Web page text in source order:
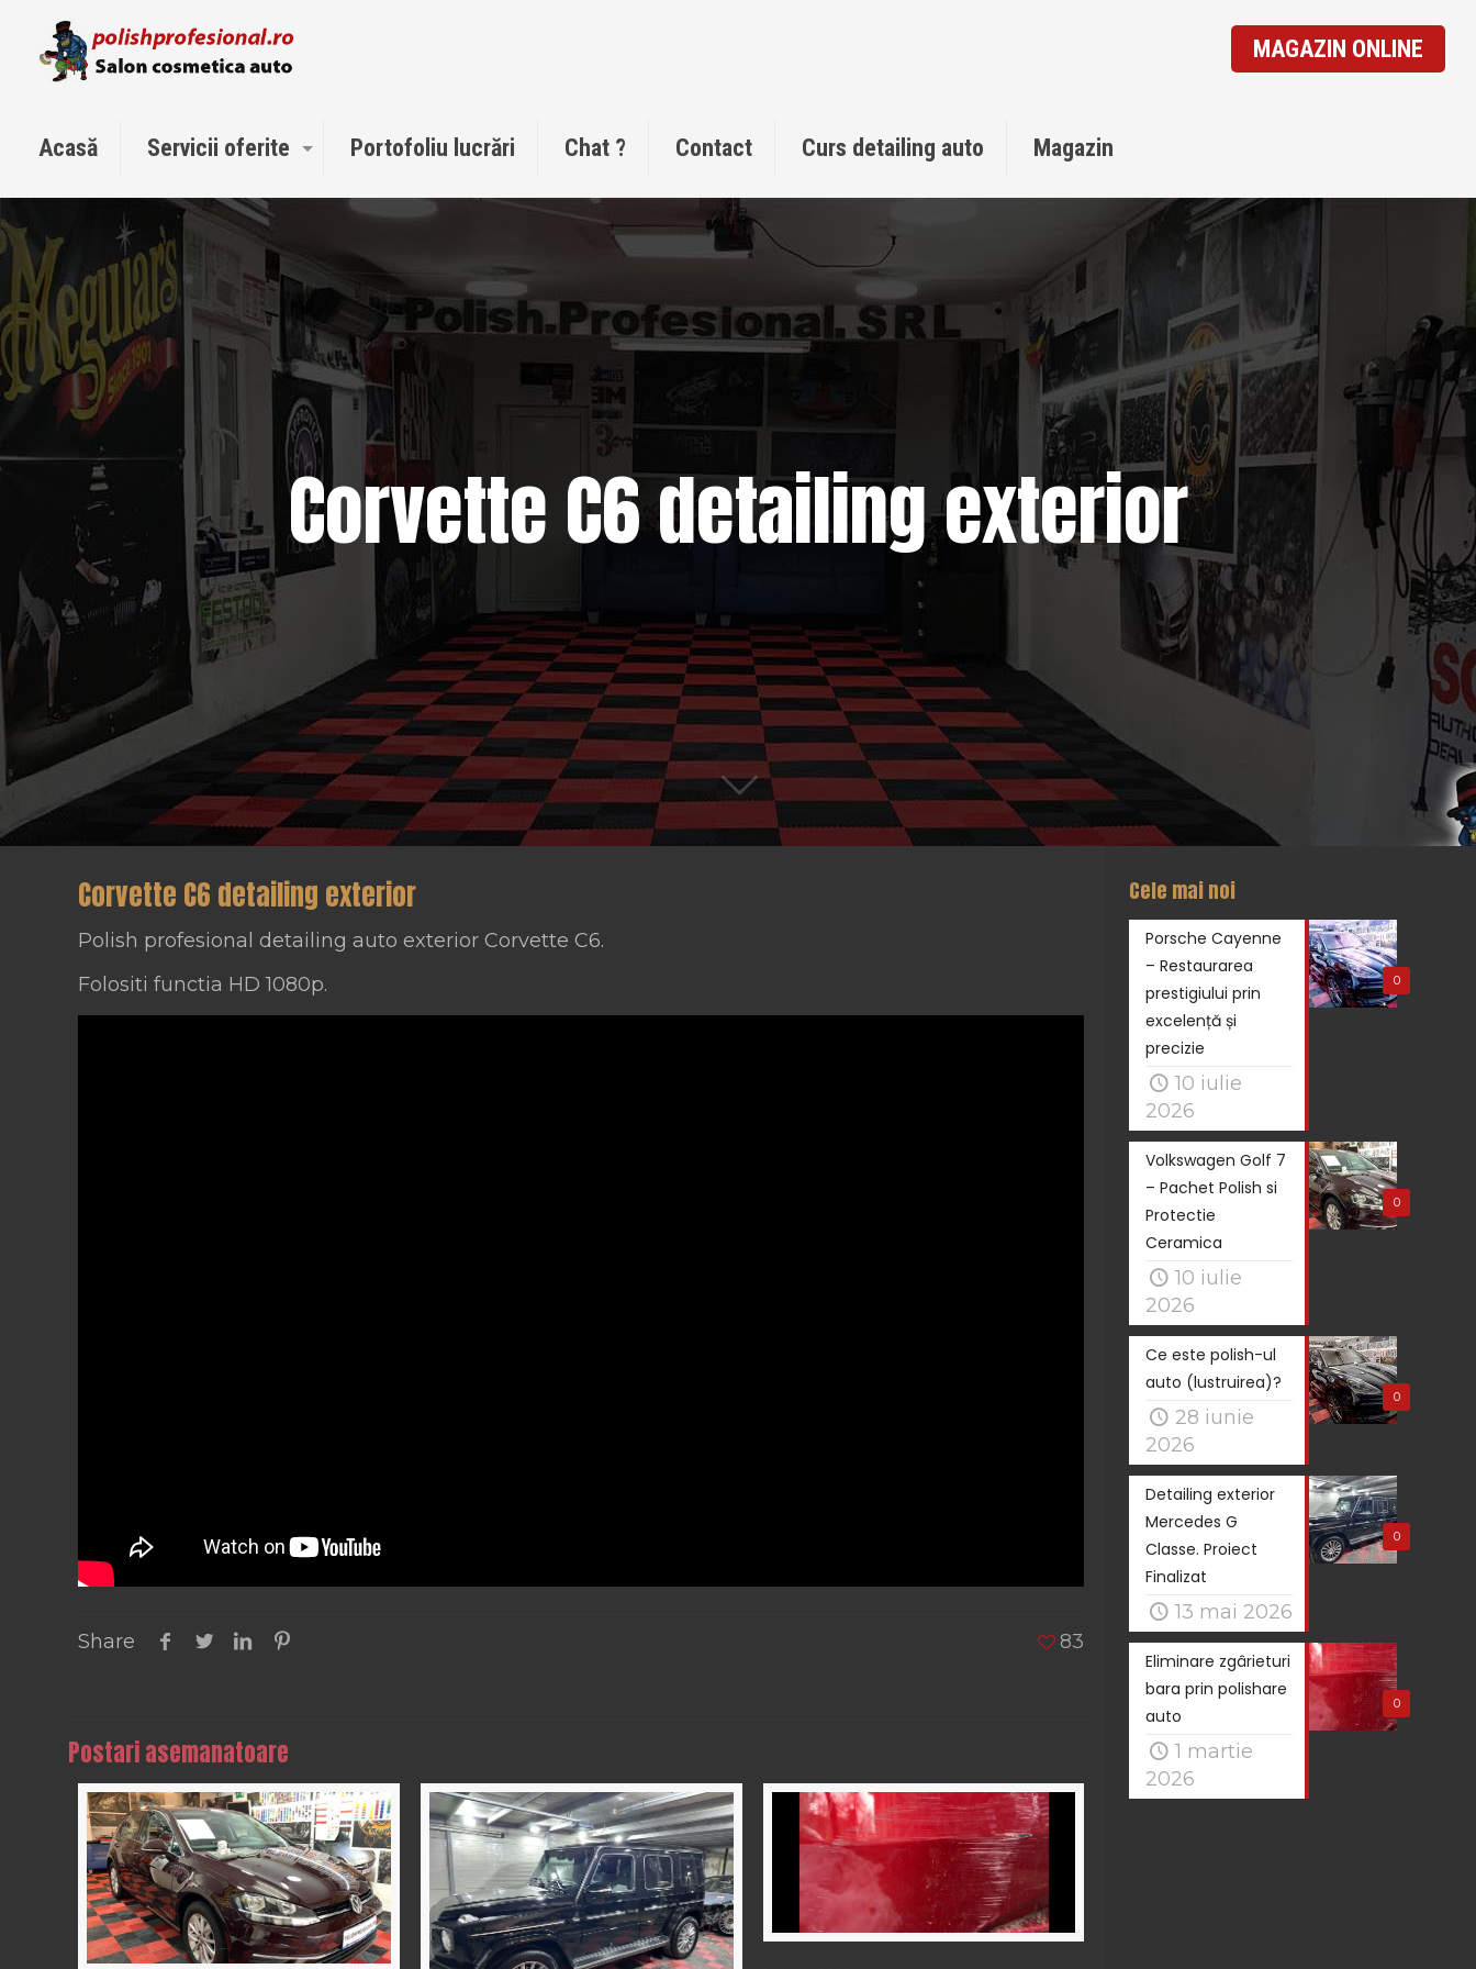
Acasă Servicii oferite Portofoliu lucrări Chat ? Contact Curs detailing auto Magazin
MAGAZIN ONLINE
Corvette C6 detailing exterior
Corvette C6 detailing exterior
Polish profesional detailing auto exterior Corvette C6.
Folositi functia HD 1080p.
Share 83
Postari asemanatoare
Cele mai noi
0
Porsche Cayenne
– Restaurarea
prestigiului prin
excelență și
precizie
10 iulie
2026
0
Volkswagen Golf 7
– Pachet Polish si
Protectie
Ceramica
10 iulie
2026
0
Ce este polish-ul
auto (lustruirea)?
28 iunie
2026
0
Detailing exterior
Mercedes G
Classe. Proiect
Finalizat
13 mai 2026
0
Eliminare zgârieturi
bara prin polishare
auto
1 martie
2026